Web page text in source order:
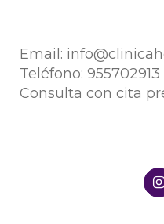
Email:
Teléfono: 955702913
Consulta con cita